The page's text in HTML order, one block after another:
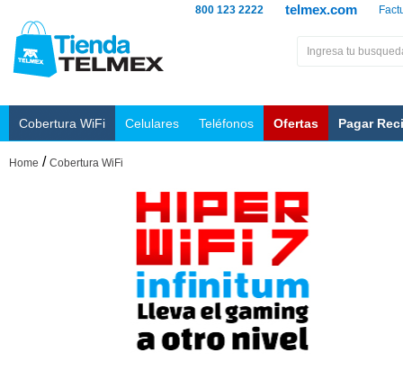
telmex.com
800 123 2222
Cobertura WiFi Celulares Teléfonos Ofertas Pagar
Home / Cobertura WiFi